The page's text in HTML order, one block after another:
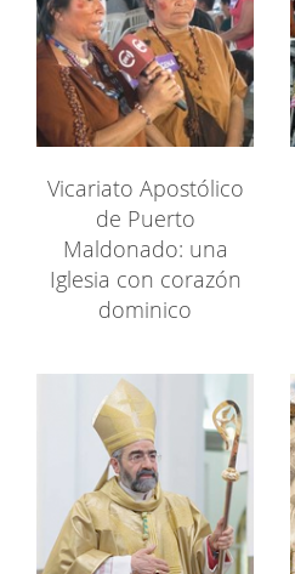
Vicariato Apostólico
de Puerto
Maldonado: una
Iglesia con corazón
dominico